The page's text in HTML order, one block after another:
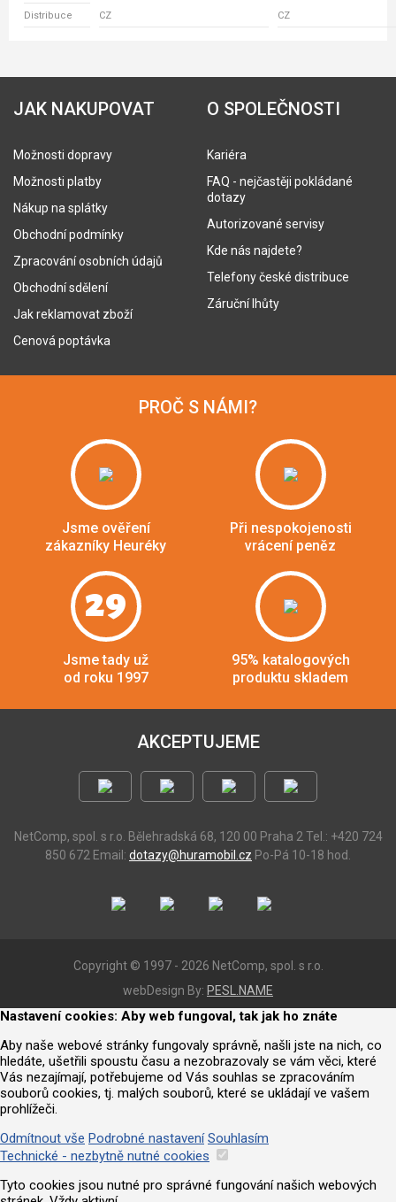
Distribuce CZ CZ
JAK NAKUPOVAT
Možnosti dopravy
Možnosti platby
Nákup na splátky
Obchodní podmínky
Zpracování osobních údajů
Obchodní sdělení
Jak reklamovat zboží
Cenová poptávka
O SPOLEČNOSTI
Kariéra
FAQ - nejčastěji pokládané
dotazy
Autorizované servisy
Kde nás najdete?
Telefony české distribuce
Záruční lhůty
PROČ S NÁMI?
Jsme ověření
zákazníky Heuréky
Při nespokojenosti
vrácení peněz
29
Jsme tady už
od roku 1997
95% katalogových
produktu skladem
AKCEPTUJEME
NetComp, spol. s r.o. Bělehradská 68, 120 00 Praha 2 Tel.: +420 724
850 672 Email: dotazy@huramobil.cz Po-Pá 10-18 hod.
Copyright © 1997 - 2026 NetComp, spol. s r.o.
webDesign By: PESL.NAME
Nastavení cookies: Aby web fungoval, tak jak ho znáte
Aby naše webové stránky fungovaly správně, našli jste na nich, co
hledáte, ušetřili spoustu času a nezobrazovaly se vám věci, které
Vás nezajímají, potřebujeme od Vás souhlas se zpracováním
souborů cookies, tj. malých souborů, které se ukládají ve vašem
prohlížeči.
Odmítnout vše Podrobné nastavení Souhlasím
Technické - nezbytně nutné cookies
Tyto cookies jsou nutné pro správné fungování našich webových